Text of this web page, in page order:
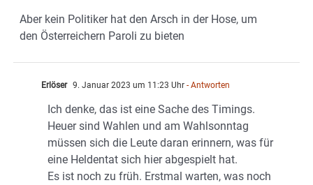
Aber kein Politiker hat den Arsch in der Hose, um
den Österreichern Paroli zu bieten
Erlöser 9. Januar 2023 um 11:23 Uhr - Antworten
Ich denke, das ist eine Sache des Timings.
Heuer sind Wahlen und am Wahlsonntag
müssen sich die Leute daran erinnern, was für
eine Heldentat sich hier abgespielt hat.
Es ist noch zu früh. Erstmal warten, was noch